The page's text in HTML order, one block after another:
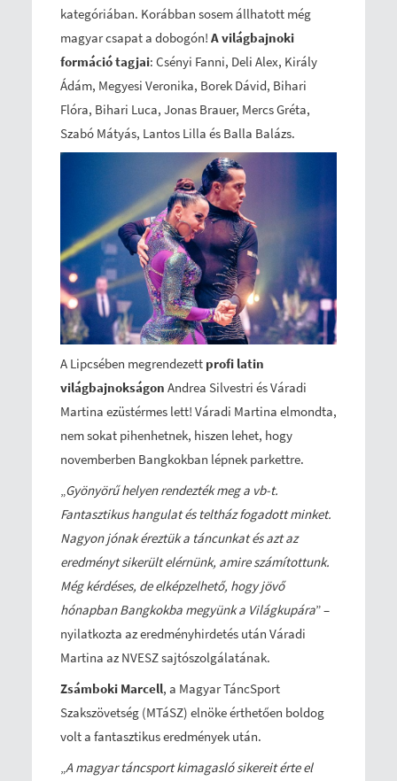
kategóriában. Korábban sosem állhatott még
magyar csapat a dobogón! A világbajnoki
formáció tagjai: Csényi Fanni, Deli Alex, Király
Ádám, Megyesi Veronika, Borek Dávid, Bihari
Flóra, Bihari Luca, Jonas Brauer, Mercs Gréta,
Szabó Mátyás, Lantos Lilla és Balla Balázs.
A Lipcsében megrendezett profi latin
világbajnokságon Andrea Silvestri és Váradi
Martina ezüstérmes lett! Váradi Martina elmondta,
nem sokat pihenhetnek, hiszen lehet, hogy
novemberben Bangkokban lépnek parkettre.
„Gyönyörű helyen rendezték meg a vb-t.
Fantasztikus hangulat és teltház fogadott minket.
Nagyon jónak éreztük a táncunkat és azt az
eredményt sikerült elérnünk, amire számítottunk.
Még kérdéses, de elképzelhető, hogy jövő
hónapban Bangkokba megyünk a Világkupára” –
nyilatkozta az eredményhirdetés után Váradi
Martina az NVESZ sajtószolgálatának.
Zsámboki Marcell, a Magyar TáncSport
Szakszövetség (MTáSZ) elnöke érthetően boldog
volt a fantasztikus eredmények után.
„A magyar táncsport kimagasló sikereit érte el